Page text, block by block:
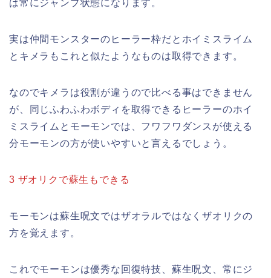
は常にジャンプ状態になります。
実は仲間モンスターのヒーラー枠だとホイミスライム
とキメラもこれと似たようなものは取得できます。
なのでキメラは役割が違うので比べる事はできません
が、同じふわふわボディを取得できるヒーラーのホイ
ミスライムとモーモンでは、フワフワダンスが使える
分モーモンの方が使いやすいと言えるでしょう。
3 ザオリクで蘇生もできる
モーモンは蘇生呪文ではザオラルではなくザオリクの
方を覚えます。
これでモーモンは優秀な回復特技、蘇生呪文、常にジ